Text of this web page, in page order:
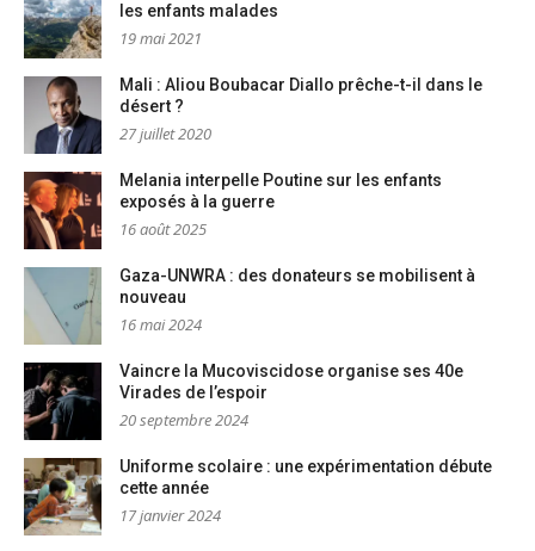
les enfants malades
19 mai 2021
Mali : Aliou Boubacar Diallo prêche-t-il dans le
désert ?
27 juillet 2020
Melania interpelle Poutine sur les enfants
exposés à la guerre
16 août 2025
Gaza-UNWRA : des donateurs se mobilisent à
nouveau
16 mai 2024
Vaincre la Mucoviscidose organise ses 40e
Virades de l’espoir
20 septembre 2024
Uniforme scolaire : une expérimentation débute
cette année
17 janvier 2024